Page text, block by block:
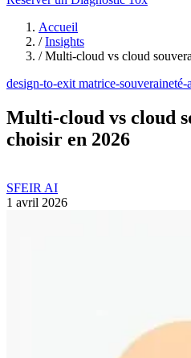
Accueil
/ Insights
/ Multi-cloud vs cloud
design-to-exit matrice-souveraineté-
Multi-cloud vs cloud
choisir en 2026
SFEIR AI
1 avril 2026